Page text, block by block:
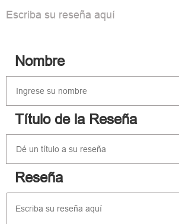
Escriba su reseña aquí
Nombre
Título de la Reseña
Reseña